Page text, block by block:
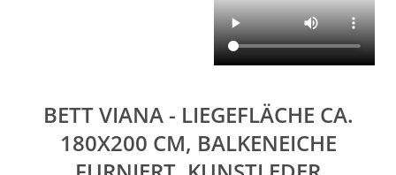
BETT VIANA - LIEGEFLÄCHE CA.
180X200 CM, BALKENEICHE